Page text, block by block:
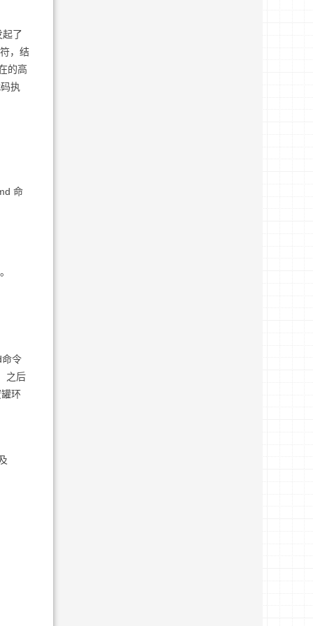
起了
，结
的高
执
命
命令
之后
环